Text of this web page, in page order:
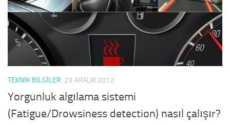
TEKNIK BILGILER 23 ARALIK 2012
Yorgunluk algılama sistemi
(Fatigue/Drowsiness detection) nasıl çalışır?